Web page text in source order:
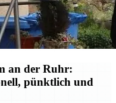
an der Ruhr:
pünktlich und